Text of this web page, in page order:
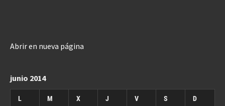
Abrir en nueva página
junio 2014
L M X J V S D